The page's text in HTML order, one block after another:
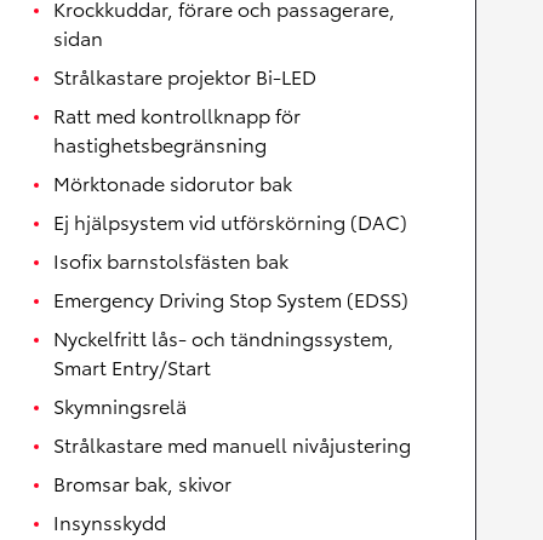
Krockkuddar, förare och passagerare,
sidan
Strålkastare projektor Bi-LED
Ratt med kontrollknapp för
hastighetsbegränsning
Mörktonade sidorutor bak
Ej hjälpsystem vid utförskörning (DAC)
Isofix barnstolsfästen bak
Emergency Driving Stop System (EDSS)
Nyckelfritt lås- och tändningssystem,
Smart Entry/Start
Skymningsrelä
Strålkastare med manuell nivåjustering
Bromsar bak, skivor
Insynsskydd